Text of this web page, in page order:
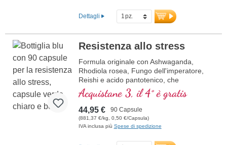
Dettagli
Resistenza allo stress
Formula originale con Ashwaganda,
Rhodiola rosea, Fungo dell'imperatore,
Reishi e acido pantotenico, che
contribuisce alla normale prestazioni
mentali. La vitamina E aiuta a proteggere
le cellule dallo stress ossidativo.
Acquistane 3, il 4° è gratis
44,95 € 90 Capsule
(881,37 €/kg, 0,50 €/Capsula)
IVA inclusa più Spese di spedizione